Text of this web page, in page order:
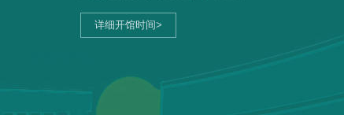
详细开馆时间>